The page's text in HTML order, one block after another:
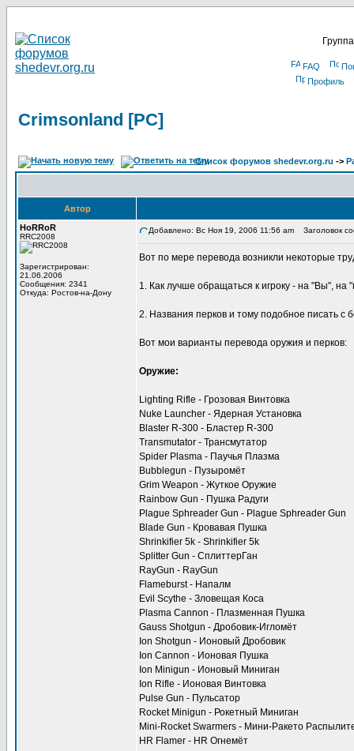
FAQ
Профиль
Crimsonland [PC]
Список форумов shedevr.org.ru ->
Автор
HoRRoR
RRC2008
Зарегистрирован:
21.06.2006
Сообщения: 2341
Откуда: Ростов-на-Дону
Добавлено: Вс Ноя 19, 2006 11:56 am Заголовок
Вот по мере перевода возникли некоторые
1. Как лучше обращаться к игроку - на "Вы", на
2. Названия перков и тому подобное писать с
Вот мои варианты перевода оружия и перков:
Оружие:
Lighting Rifle - Грозовая Винтовка
Nuke Launcher - Ядерная Установка
Blaster R-300 - Бластер R-300
Transmutator - Трансмутатор
Spider Plasma - Паучья Плазма
Bubblegun - Пузыромёт
Grim Weapon - Жуткое Оружие
Rainbow Gun - Пушка Радуги
Plague Sphreader Gun - Plague Sphreader Gun
Blade Gun - Кровавая Пушка
Shrinkifier 5k - Shrinkifier 5k
Splitter Gun - СплиттерГан
RayGun - RayGun
Flameburst - Напалм
Evil Scythe - Зловещая Коса
Plasma Cannon - Плазменная Пушка
Gauss Shotgun - Дробовик-Игломёт
Ion Shotgun - Ионовый Дробовик
Ion Cannon - Ионовая Пушка
Ion Minigun - Ионовый Миниган
Ion Rifle - Ионовая Винтовка
Pulse Gun - Пульсатор
Rocket Minigun - Рокетный Миниган
Mini-Rocket Swarmers - Мини-Ракето
HR Flamer - HR Огнемёт